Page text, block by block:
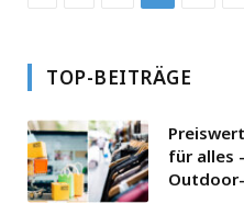
TOP-BEITRÄGE
für alles